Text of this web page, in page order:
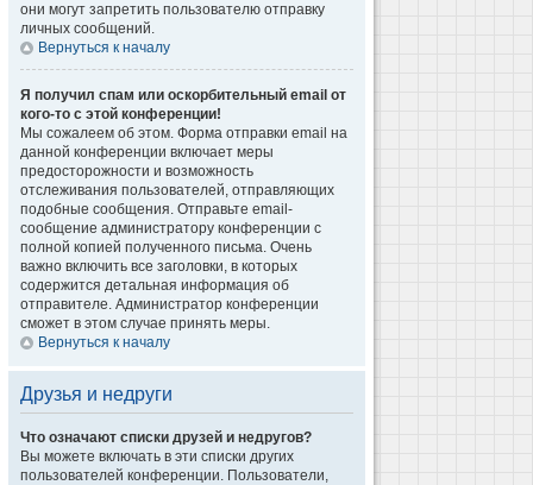
они могут запретить пользователю отправку
личных сообщений.
Вернуться к началу
Я получил спам или оскорбительный email от
кого-то с этой конференции!
Мы сожалеем об этом. Форма отправки email на
данной конференции включает меры
предосторожности и возможность
отслеживания пользователей, отправляющих
подобные сообщения. Отправьте email-
сообщение администратору конференции с
полной копией полученного письма. Очень
важно включить все заголовки, в которых
содержится детальная информация об
отправителе. Администратор конференции
сможет в этом случае принять меры.
Вернуться к началу
Друзья и недруги
Что означают списки друзей и недругов?
Вы можете включать в эти списки других
пользователей конференции. Пользователи,